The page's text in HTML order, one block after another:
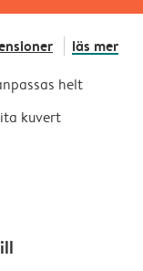
läs mer
helt
kuvert